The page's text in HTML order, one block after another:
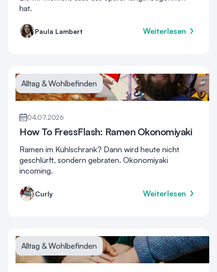
hat.
Paula Lambert Weiterlesen
Alltag & Wohlbefinden
04.07.2026
How To FressFlash: Ramen Okonomiyaki
Ramen im Kühlschrank? Dann wird heute nicht
geschlürft, sondern gebraten. Okonomiyaki
incoming.
Curly Weiterlesen
Alltag & Wohlbefinden